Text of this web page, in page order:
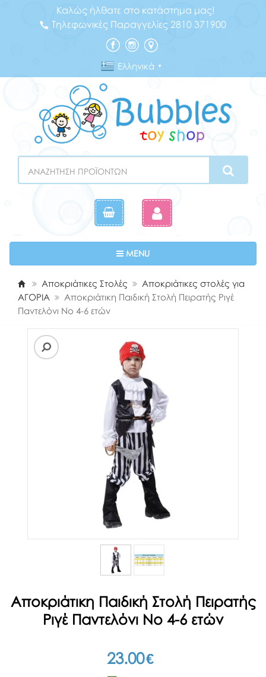
Καλώς ήλθατε στο κατάστημα μας!
Τηλεφωνικές Παραγγελίες 2810 371900
Ελληνικά ▼
MENUToggle navigation
Αποκριάτικες Στολές
Αποκριάτικες στολές για
ΑΓΟΡΙΑ
Αποκριάτικη Παιδική Στολή Πειρατής Ριγέ
Παντελόνι Νο 4-6 ετών
Αποκριάτικη Παιδική Στολή Πειρατής
Ριγέ Παντελόνι Νο 4-6 ετών
23.00€